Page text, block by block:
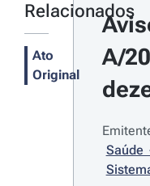
Relacionados
Ato
Original
A/
Saúde